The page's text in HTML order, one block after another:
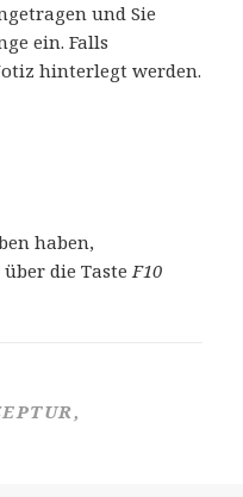
und Sie
ein. Falls
hinterlegt werden.
haben,
über die TasteF10